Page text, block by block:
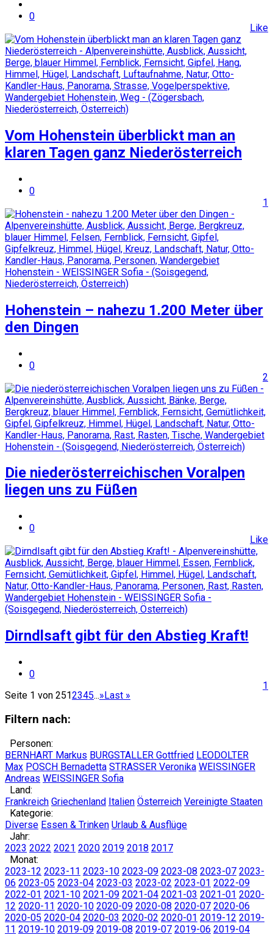
0
Like
Vom Hohenstein überblickt man an
klaren Tagen ganz Niederösterreich
0
1
Hohenstein – nahezu 1.200 Meter über
den Dingen
0
2
Die niederösterreichischen Voralpen
liegen uns zu Füßen
0
Like
Dirndlsaft gibt für den Abstieg Kraft!
0
1
Seite 1 von 2512345...»Last »
Filtern nach:
Personen:
BERNHART Markus BURGSTALLER Gottfried LEODOLTER
Max POSCH Bernadetta STRASSER Veronika WEISSINGER
Andreas WEISSINGER Sofia
Land:
Frankreich Griechenland Italien Österreich Vereinigte Staaten
Kategorie:
Diverse Essen & Trinken Urlaub & Ausflüge
Jahr:
2023 2022 2021 2020 2019 2018 2017
Monat:
2023-12 2023-11 2023-10 2023-09 2023-08 2023-07 2023-
06 2023-05 2023-04 2023-03 2023-02 2023-01 2022-09
2022-01 2021-10 2021-09 2021-04 2021-03 2021-01 2020-
12 2020-11 2020-10 2020-09 2020-08 2020-07 2020-06
2020-05 2020-04 2020-03 2020-02 2020-01 2019-12 2019-
11 2019-10 2019-09 2019-08 2019-07 2019-06 2019-04